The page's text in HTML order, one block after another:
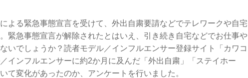
よる緊急事態宣言を受けて、外出自粛要請などでテレワークや自宅
緊急事態宣言が解除されたとはいえ、引き続き自宅などでお仕事や
いでしょうか？読者モデル／インフルエンサー登録サイト「カワコ
インフルエンサーに約2か月に及んだ「外出自粛」「ステイホー
て変化があったのか、アンケートを行いました。